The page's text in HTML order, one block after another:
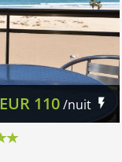
EUR 110/nuit